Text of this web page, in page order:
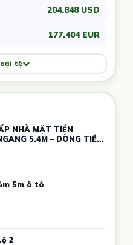
204.848 USD
177.404 EUR
tệ
NHÀ MẶT TIỀN
5.4M – DÒNG TIỀN
5m ô tô
2